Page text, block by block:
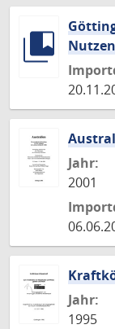
Jahr:
2001
Jahr:
1995